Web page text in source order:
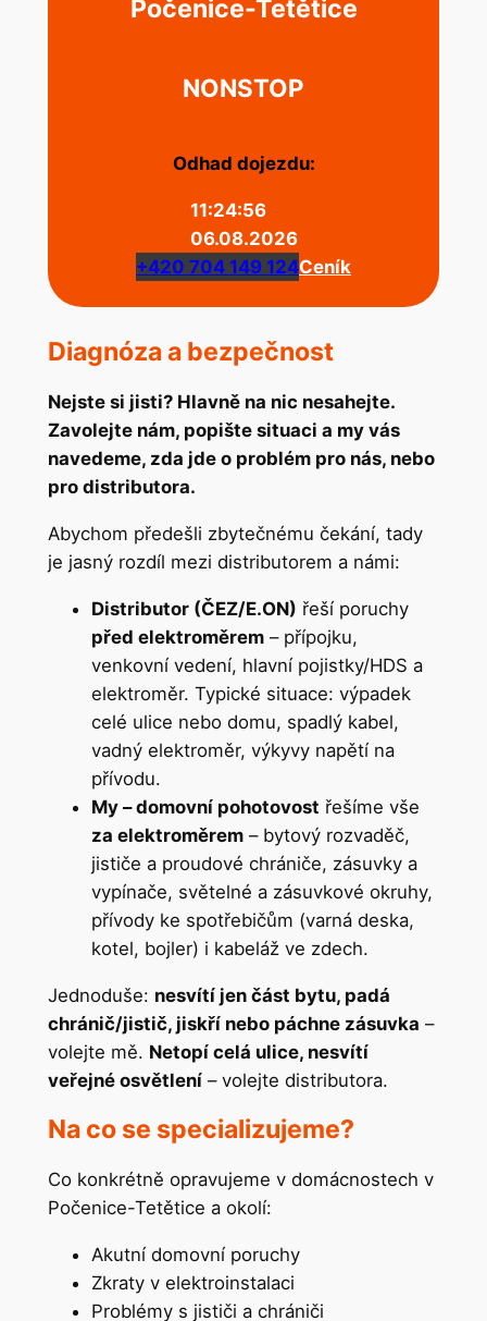
Počenice-Tetětice
NONSTOP
Odhad dojezdu:
11:24:56
06.08.2026
+420 704 149 124Ceník
Diagnóza a bezpečnost
Nejste si jisti? Hlavně na nic nesahejte.
Zavolejte nám, popište situaci a my vás
navedeme, zda jde o problém pro nás, nebo
pro distributora.
Abychom předešli zbytečnému čekání, tady
je jasný rozdíl mezi distributorem a námi:
Distributor (ČEZ/E.ON) řeší poruchy
před elektroměrem– přípojku,
venkovní vedení, hlavní pojistky/HDS a
elektroměr. Typické situace: výpadek
celé ulice nebo domu, spadlý kabel,
vadný elektroměr, výkyvy napětí na
přívodu.
My – domovní pohotovost řešíme vše
za elektroměrem– bytový rozvaděč,
jističe a proudové chrániče, zásuvky a
vypínače, světelné a zásuvkové okruhy,
přívody ke spotřebičům (varná deska,
kotel, bojler) i kabeláž ve zdech.
Jednoduše: nesvítí jen část bytu, padá
chránič/jistič, jiskří nebo páchne zásuvka –
volejte mě. Netopí celá ulice, nesvítí
veřejné osvětlení– volejte distributora.
Na co se specializujeme?
Co konkrétně opravujeme v domácnostech v
Počenice-Tetětice a okolí:
Akutní domovní poruchy
Zkraty v elektroinstalaci
Problémy s jističi a chrániči